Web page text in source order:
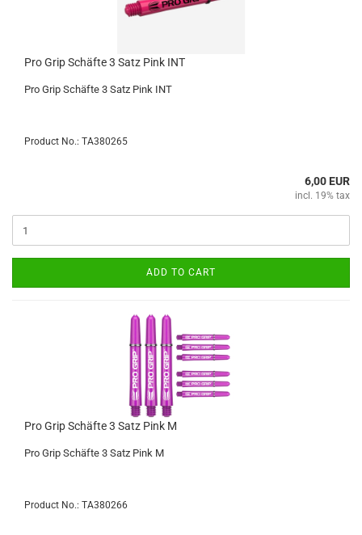
Pro Grip Schäfte 3 Satz Pink INT
Pro Grip Schäfte 3 Satz Pink INT
Product No.: TA380265
6,00 EUR
incl. 19% tax
ADD TO CART
Pro Grip Schäfte 3 Satz Pink M
Pro Grip Schäfte 3 Satz Pink M
Product No.: TA380266